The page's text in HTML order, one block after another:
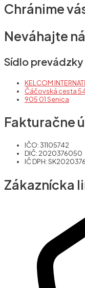
Chránime
Neváhajte
Sídlo prevádzky
KELCOM
Čáčovská cesta
905 01 Senica
Fakturačne
IČO: 31105742
DIČ: 2020376050
IČ DPH:
Zákaznícka